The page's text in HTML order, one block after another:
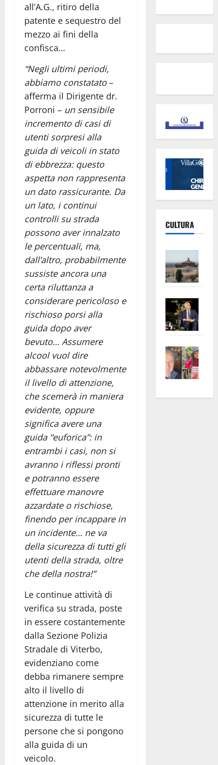
all’A.G., ritiro della
patente e sequestro del
mezzo ai fini della
confisca…
“Negli ultimi periodi,
abbiamo constatato–
afferma il Dirigente dr.
Porroni – un sensibile
incremento di casi di
utenti sorpresi alla
guida di veicoli in stato
di ebbrezza: questo
aspetta non rappresenta
un dato rassicurante. Da
un lato, i continui
controlli su strada
possono aver innalzato
le percentuali, ma,
dall’altro, probabilmente
sussiste ancora una
certa riluttanza a
considerare pericoloso e
rischioso porsi alla
guida dopo aver
bevuto… Assumere
alcool vuol dire
abbassare notevolmente
il livello di attenzione,
che scemerà in maniera
evidente, oppure
significa avere una
guida “euforica”: in
entrambi i casi, non si
avranno i riflessi pronti
e potranno essere
effettuare manovre
azzardate o rischiose,
finendo per incappare in
un incidente… ne va
della sicurezza di tutti gli
utenti della strada, oltre
che della nostra!”
Le continue attività di
verifica su strada, poste
in essere costantemente
dalla Sezione Polizia
Stradale di Viterbo,
evidenziano come
debba rimanere sempre
alto il livello di
attenzione in merito alla
sicurezza di tutte le
persone che si pongono
alla guida di un
veicolo.
CULTURA
euro
apre